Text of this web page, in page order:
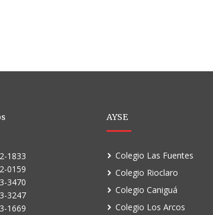
1833
0159
3470
3247
1669
AYSE
Colegio Las Fuentes
Colegio Rioclaro
Colegio Caniguá
Colegio Los Arcos